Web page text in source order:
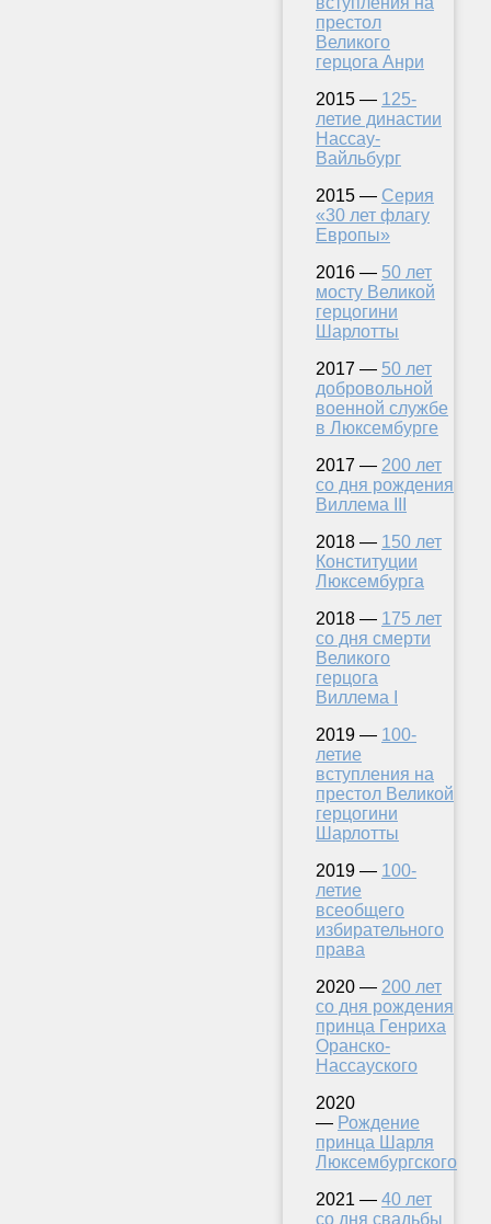
престол
Великого
герцога Анри
2015 — 125-
летие династии
Нассау-
Вайльбург
2015 — Серия
«30 лет флагу
Европы»
2016 — 50 лет
мосту Великой
герцогини
Шарлотты
2017 — 50 лет
добровольной
военной службе
в Люксембурге
2017 — 200 лет
со дня рождения
Виллема III
2018 — 150 лет
Конституции
Люксембурга
2018 — 175 лет
со дня смерти
Великого
герцога
Виллема I
2019 — 100-
летие
вступления на
престол Великой
герцогини
Шарлотты
2019 — 100-
летие
всеобщего
избирательного
права
2020 — 200 лет
со дня рождения
принца Генриха
Оранско-
Нассауского
2020
— Рождение
принца Шарля
Люксембургского
2021 — 40 лет
со дня свадьбы